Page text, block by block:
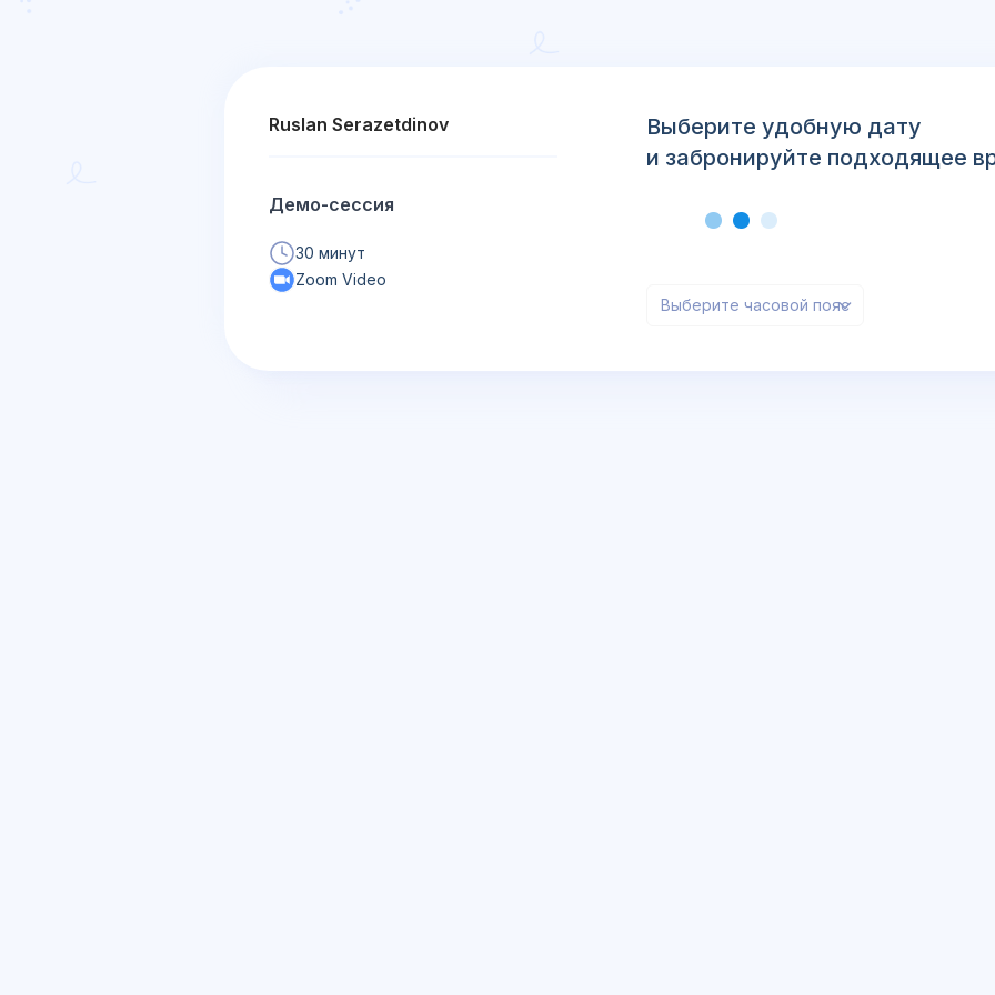
Ruslan Serazetdinov
Демо-сессия
30 минут
Zoom Video
Выберите удобную дату
и забронируйте подходящее
Выберите часовой пояс